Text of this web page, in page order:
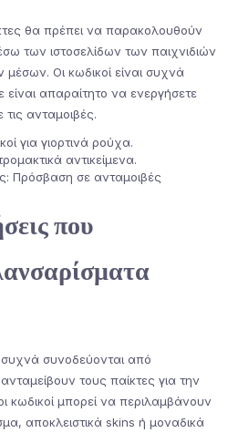
θα πρέπει να παρακολουθούν
των ιστοσελίδων των παιχνιδιών
Οι κωδικοί είναι συχνά
είναι απαραίτητο να ενεργήσετε
ανταμοιβές.
για γιορτινά ρούχα.
αντικείμενα.
Πρόσβαση σε ανταμοιβές
που
συνοδεύονται από
τους παίκτες για την
κωδικοί μπορεί να περιλαμβάνουν
αποκλειστικά skins ή μοναδικά